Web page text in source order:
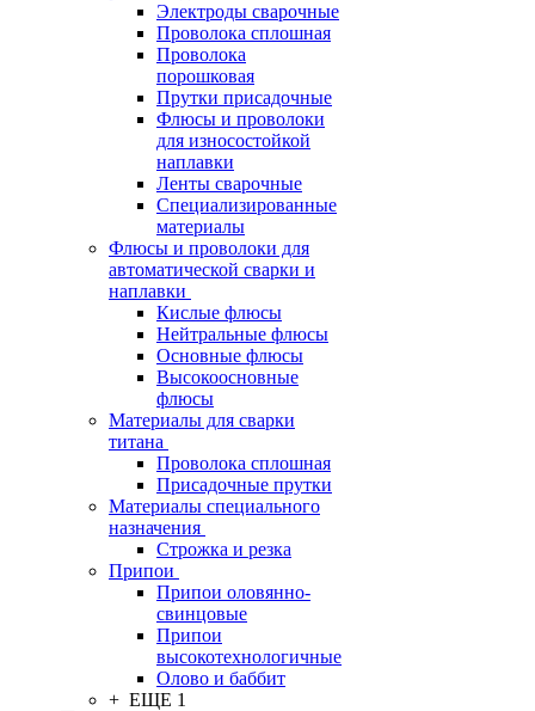
Электроды сварочные
Проволока сплошная
Проволока
порошковая
Прутки присадочные
Флюсы и проволоки
для износостойкой
наплавки
Ленты сварочные
Специализированные
материалы
Флюсы и проволоки для
автоматической сварки и
наплавки
Кислые флюсы
Нейтральные флюсы
Основные флюсы
Высокоосновные
флюсы
Материалы для сварки
титана
Проволока сплошная
Присадочные прутки
Материалы специального
назначения
Строжка и резка
Припои
Припои оловянно-
свинцовые
Припои
высокотехнологичные
Олово и баббит
+ ЕЩЕ 1